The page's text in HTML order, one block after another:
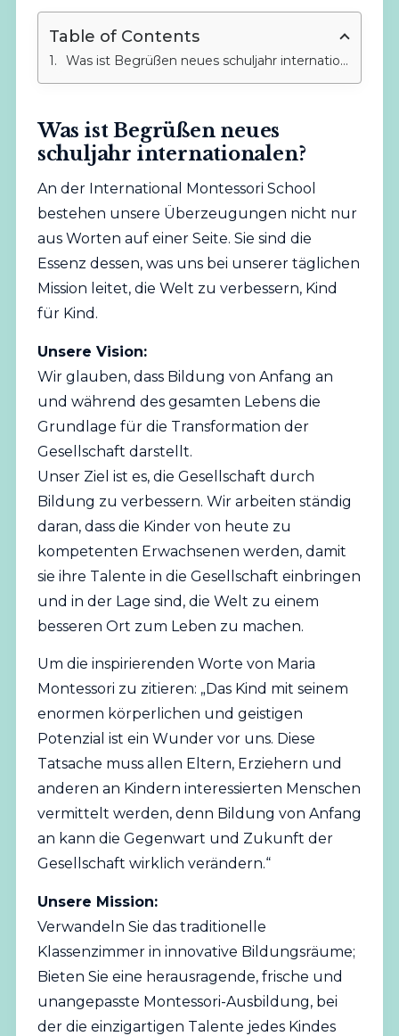
Table of Contents
Was ist Begrüßen neues schuljahr internationalen?
Was ist Begrüßen neues
schuljahr internationalen?
An der International Montessori School
bestehen unsere Überzeugungen nicht nur
aus Worten auf einer Seite. Sie sind die
Essenz dessen, was uns bei unserer täglichen
Mission leitet, die Welt zu verbessern, Kind
für Kind.
Unsere Vision:
Wir glauben, dass Bildung von Anfang an
und während des gesamten Lebens die
Grundlage für die Transformation der
Gesellschaft darstellt.
Unser Ziel ist es, die Gesellschaft durch
Bildung zu verbessern. Wir arbeiten ständig
daran, dass die Kinder von heute zu
kompetenten Erwachsenen werden, damit
sie ihre Talente in die Gesellschaft einbringen
und in der Lage sind, die Welt zu einem
besseren Ort zum Leben zu machen.
Um die inspirierenden Worte von Maria
Montessori zu zitieren: „Das Kind mit seinem
enormen körperlichen und geistigen
Potenzial ist ein Wunder vor uns. Diese
Tatsache muss allen Eltern, Erziehern und
anderen an Kindern interessierten Menschen
vermittelt werden, denn Bildung von Anfang
an kann die Gegenwart und Zukunft der
Gesellschaft wirklich verändern.“
Unsere Mission:
Verwandeln Sie das traditionelle
Klassenzimmer in innovative Bildungsräume;
Bieten Sie eine herausragende, frische und
unangepasste Montessori-Ausbildung, bei
der die einzigartigen Talente jedes Kindes